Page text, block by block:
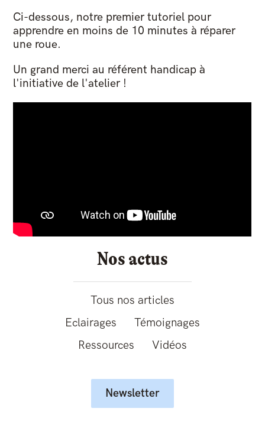
Nos actus
Tous nos articles
Eclairages
Témoignages
Ressources
Vidéos
Newsletter
Ci-dessous, notre premier tutoriel pour
apprendre en moins de 10 minutes à réparer
une roue.
Un grand merci au référent handicap à
l'initiative de l'atelier !